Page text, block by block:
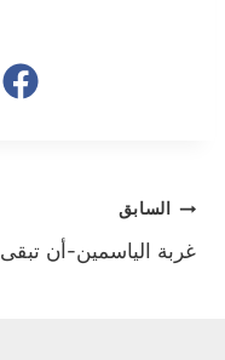
تصفّح
المقالات
السابق
غربة الياسمين-أن تبقى